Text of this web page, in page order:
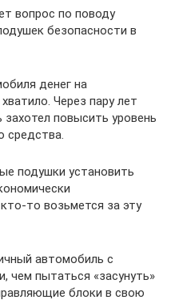
вопрос по поводу
безопасности в
денег на
Через пару лет
захотел повысить уровень
средства.
подушки установить
то возьмется за эту
автомобиль с
чем пытаться «засунуть»
блоки в свою